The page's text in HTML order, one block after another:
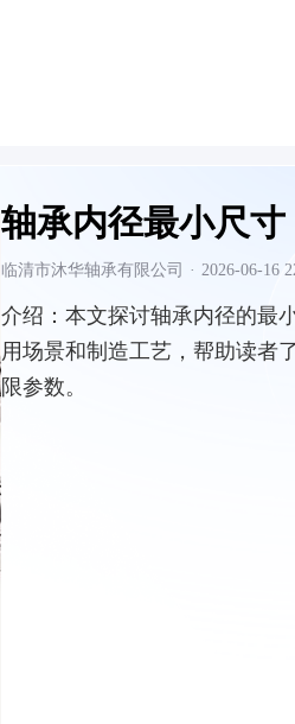
轴承内径最小尺寸
临清市沐华轴承有限公司 · 2026-06-16
介绍： 本文探讨轴承内径的最
用场景和制造工艺，帮助读者
限参数。